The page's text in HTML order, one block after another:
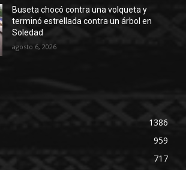
Buseta chocó contra una volqueta y
terminó estrellada contra un árbol en
Soledad
agosto 6, 2026
1386
959
717